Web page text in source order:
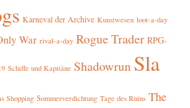
Karneval der Archive Kunstwesen loot-a-day
War rival-a-day Rogue Trader RPG-
Schiffe und Kapitäne Shadowrun Sla
Shopping Sommerverdichtung Tage des Ruins The